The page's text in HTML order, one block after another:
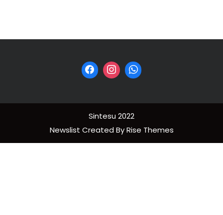
Sintesu 2022
Newslist Created ByRise Themes